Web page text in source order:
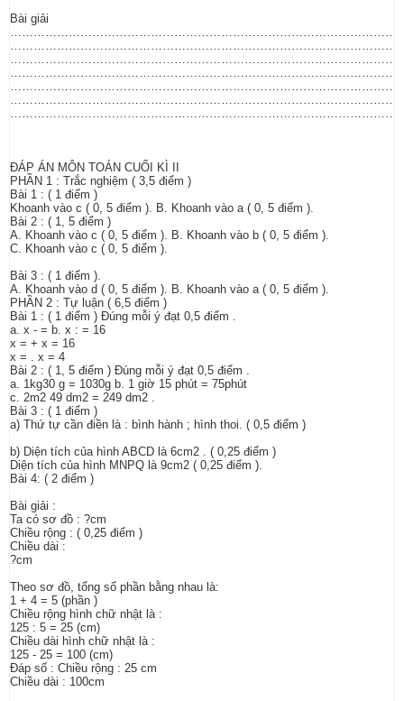
Bài giải
ĐÁP ÁN MÔN TOÁN CUỐI KÌ II
PHẦN 1 : Trắc nghiệm ( 3,5 điểm )
Bài 1 : ( 1 điểm )
Khoanh vào c ( 0, 5 điểm ). B. Khoanh vào a ( 0, 5 điểm ).
Bài 2 : ( 1, 5 điểm )
A. Khoanh vào c ( 0, 5 điểm ). B. Khoanh vào b ( 0, 5 điểm ).
C. Khoanh vào c ( 0, 5 điểm ).
Bài 3 : ( 1 điểm ).
A. Khoanh vào d ( 0, 5 điểm ). B. Khoanh vào a ( 0, 5 điểm ).
PHẦN 2 : Tự luận ( 6,5 điểm )
Bài 1 : ( 1 điểm ) Đúng mỗi ý đạt 0,5 điểm .
a. x - = b. x : = 16
x = + x = 16
x = . x = 4
Bài 2 : ( 1, 5 điểm ) Đúng mỗi ý đạt 0,5 điểm .
a. 1kg30 g = 1030g b. 1 giờ 15 phút = 75phút
c. 2m2 49 dm2 = 249 dm2 .
Bài 3 : ( 1 điểm )
a) Thứ tự cần điền là : bình hành ; hình thoi. ( 0,5 điểm )
b) Diện tích của hình ABCD là 6cm2 . ( 0,25 điểm )
Diện tích của hình MNPQ là 9cm2 ( 0,25 điểm ).
Bài 4: ( 2 điểm )
Bài giải :
Ta có sơ đồ : ?cm
Chiều rộng : ( 0,25 điểm )
Chiều dài :
?cm
Theo sơ đồ, tổng số phần bằng nhau là:
1 + 4 = 5 (phần )
Chiều rộng hình chữ nhật là :
125 : 5 = 25 (cm)
Chiều dài hình chữ nhật là :
125 - 25 = 100 (cm)
Đáp số : Chiều rộng : 25 cm
Chiều dài : 100cm